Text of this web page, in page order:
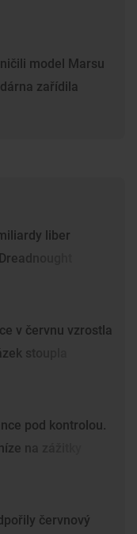
model Marsu
zařídila
liber
v červnu vzrostla
stoupla
pod kontrolou.
na zážitky
červnový